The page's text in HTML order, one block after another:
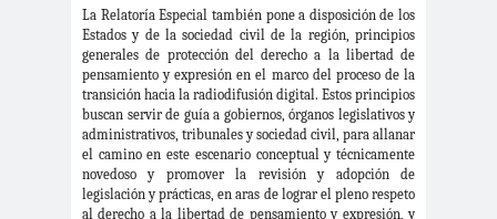
laborales
Academia de Humanismo
Cristiano
activismo
digital
actos de
violencia
Acuerdo por la
paz
Acuerdo por la Paz y
La Relatoría Especial también pone a disposición de los
Estados y de la sociedad civil de la región, principios
generales de protección del derecho a la libertad de
pensamiento y expresión en el marco del proceso de la
transición hacia la radiodifusión digital. Estos principios
buscan servir de guía a gobiernos, órganos legislativos y
administrativos, tribunales y sociedad civil, para allanar
el camino en este escenario conceptual y técnicamente
novedoso y promover la revisión y adopción de
legislación y prácticas, en aras de lograr el pleno respeto
al derecho a la libertad de pensamiento y expresión, y